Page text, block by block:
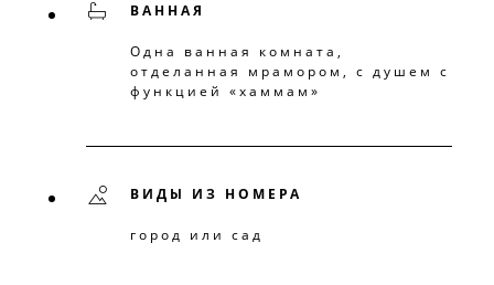
ВАННАЯ
Одна ванная комната,
отделанная мрамором, с душем с
функцией «хаммам»
ВИДЫ ИЗ НОМЕРА
город или сад